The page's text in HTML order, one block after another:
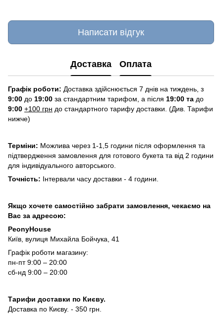
Написати відгук
Доставка Оплата
Графік роботи: Доставка здійснюється 7 днів на тиждень, з
9:00 до 19:00 за стандартним тарифом, а після 19:00 та до
9:00 +100 грн до стандартного тарифу доставки. (Див. Тарифи
нижче)
Терміни: Можлива через 1-1,5 години після оформлення та
підтвердження замовлення для готового букета та від 2 години
для індивідуального авторського.
Точність: Інтервали часу доставки - 4 години.
Якщо хочете самостійно забрати замовлення, чекаємо на
Вас за адресою:
PeonyHouse
Київ, вулиця Михайла Бойчука, 41
Графік роботи магазину:
пн-пт 9:00 – 20:00
сб-нд 9:00 – 20:00
Тарифи доставки по Києву.
Доставка по Києву. - 350 грн.